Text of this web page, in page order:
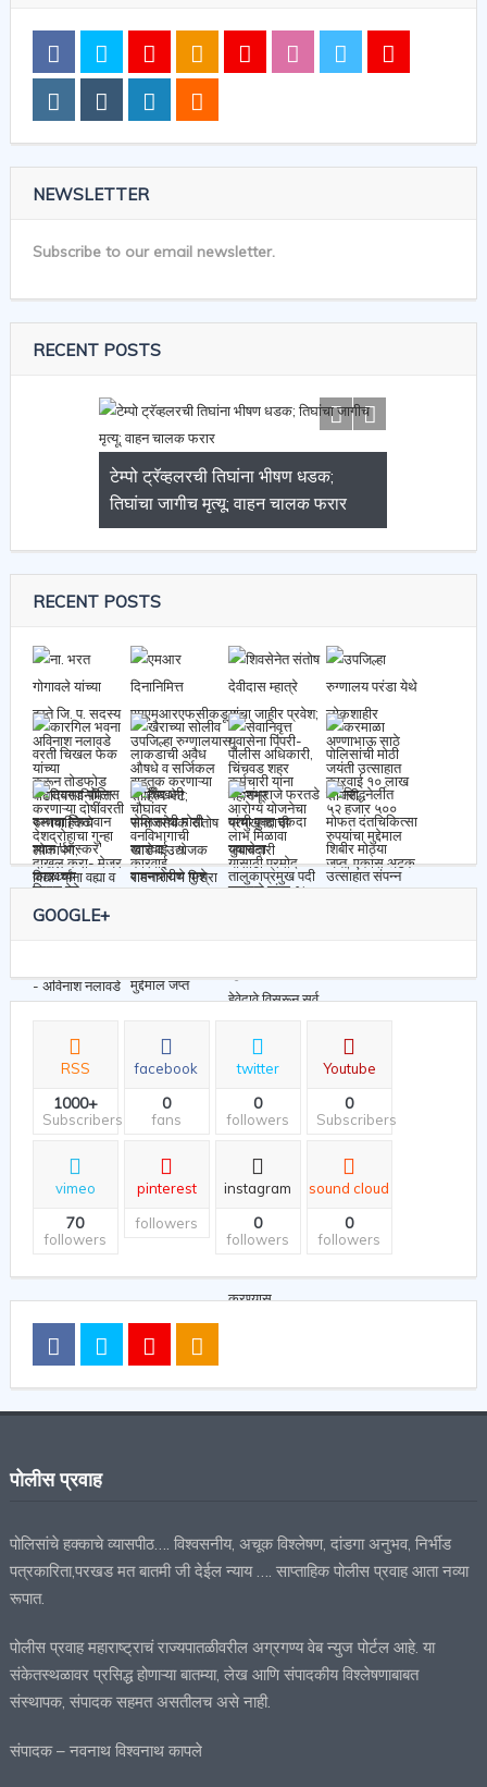
NEWSLETTER
Subscribe to our email newsletter.
RECENT POSTS
टेम्पो ट्रॅव्हलरची तिघांना भीषण धडक;
तिघांचा जागीच मृत्यू; वाहन चालक फरार
RECENT POSTS
GOOGLE+
RSS
1000+
Subscribers
facebook
0
fans
twitter
0
followers
Youtube
0
Subscribers
vimeo
70
followers
pinterest
followers
instagram
0
followers
sound cloud
0
followers
पोलीस प्रवाह
पोलिसांचे हक्काचे व्यासपीठ…. विश्वसनीय, अचूक विश्लेषण, दांडगा अनुभव, निर्भीड
पत्रकारिता,परखड मत बातमी जी देईल न्याय …. साप्ताहिक पोलीस प्रवाह आता नव्या
रूपात.
पोलीस प्रवाह महाराष्ट्राचं राज्यपातळीवरील अग्रगण्य वेब न्युज पोर्टल आहे. या
संकेतस्थळावर प्रसिद्ध होणाऱ्या बातम्या, लेख आणि संपादकीय विश्लेषणाबाबत
संस्थापक, संपादक सहमत असतीलच असे नाही.
संपादक – नवनाथ विश्वनाथ कापले